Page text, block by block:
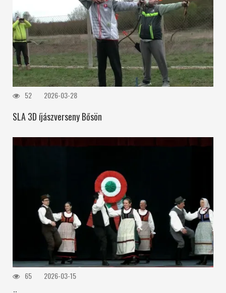
52 2026-03-28
SLA 3D íjászverseny Bősön
65 2026-03-15